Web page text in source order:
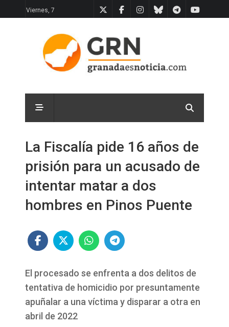
Viernes, 7
La Fiscalía pide 16 años de
prisión para un acusado de
intentar matar a dos
hombres en Pinos Puente
El procesado se enfrenta a dos delitos de
tentativa de homicidio por presuntamente
apuñalar a una víctima y disparar a otra en
abril de 2022